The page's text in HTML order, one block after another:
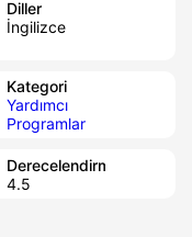
Diller
İngilizce
Kategori
Yardımcı
Programlar
Derecelendirme
4.5